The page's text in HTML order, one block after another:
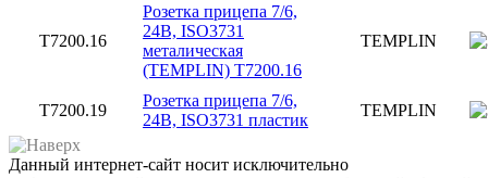
T7200.16
Розетка прицепа 7/6,
24В, ISO3731
металическая
(TEMPLIN) T7200.16
TEMPLIN
T7200.19
Розетка прицепа 7/6,
24В, ISO3731 пластик
TEMPLIN
Данный интернет-сайт носит исключительно